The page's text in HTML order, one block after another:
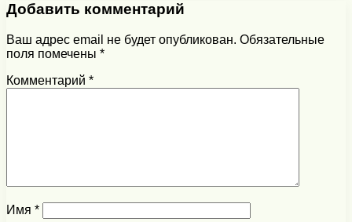
Добавить комментарий
Ваш адрес email не будет опубликован. Обязательные
поля помечены *
Комментарий *
Имя *